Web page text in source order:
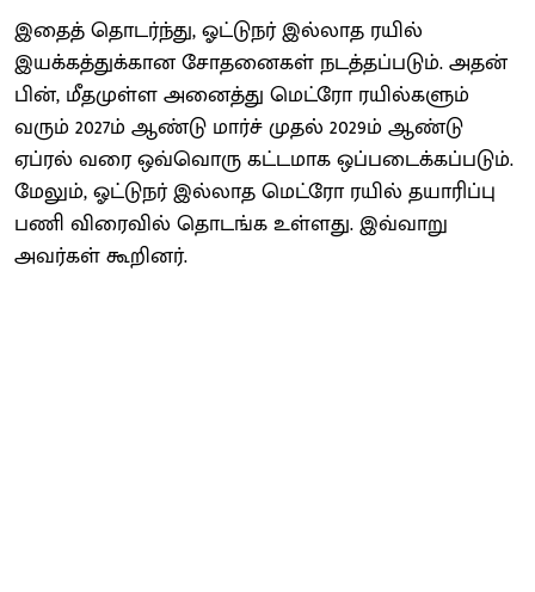
இதைத் தொடர்ந்து, ஓட்டுநர் இல்லாத ரயில்
இயக்கத்துக்கான சோதனைகள் நடத்தப்படும். அதன்
பின், மீதமுள்ள அனைத்து மெட்ரோ ரயில்களும்
வரும் 2027ம் ஆண்டு மார்ச் முதல் 2029ம் ஆண்டு
ஏப்ரல் வரை ஒவ்வொரு கட்டமாக ஒப்படைக்கப்படும்.
மேலும், ஓட்டுநர் இல்லாத மெட்ரோ ரயில் தயாரிப்பு
பணி விரைவில் தொடங்க உள்ளது. இவ்வாறு
அவர்கள் கூறினர்.